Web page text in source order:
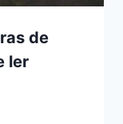
de
ler